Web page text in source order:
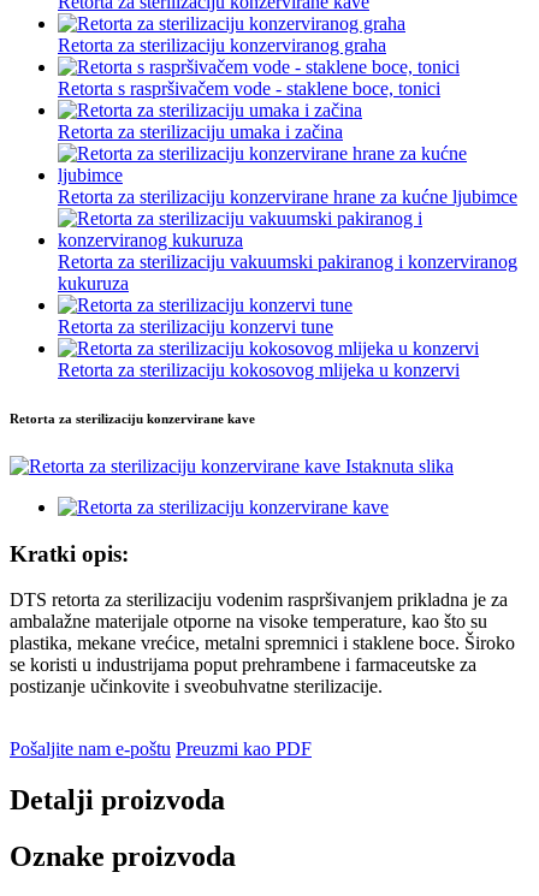
Retorta za sterilizaciju konzerviranog graha
Retorta s raspršivačem vode - staklene boce, tonici
Retorta za sterilizaciju umaka i začina
Retorta za sterilizaciju konzervirane hrane za kućne ljubimce
Retorta za sterilizaciju vakuumski pakiranog i konzerviranog
kukuruza
Retorta za sterilizaciju konzervi tune
Retorta za sterilizaciju kokosovog mlijeka u konzervi
Retorta za sterilizaciju konzervirane kave
Kratki opis:
DTS retorta za sterilizaciju vodenim raspršivanjem prikladna je za
ambalažne materijale otporne na visoke temperature, kao što su
plastika, mekane vrećice, metalni spremnici i staklene boce. Široko
se koristi u industrijama poput prehrambene i farmaceutske za
postizanje učinkovite i sveobuhvatne sterilizacije.
Pošaljite nam e-poštu Preuzmi kao PDF
Detalji proizvoda
Oznake proizvoda